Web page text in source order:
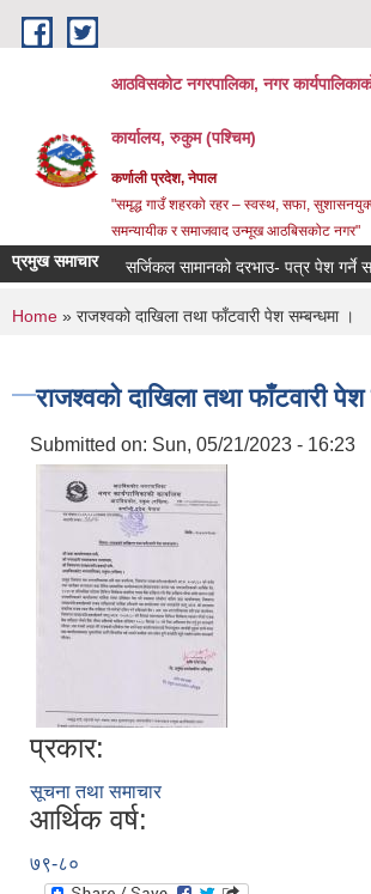
Skip to main content
आठविसकोट नगरपालिका, नगर
कार्यालय, रुकुम (पश्चिम)
कर्णाली प्रदेश, नेपाल
"समृद्ध गाउँ शहरको रहर – स्वस्थ, सफा,
समन्यायीक र समाजवाद उन्मूख आठबिसकोट नगर"
प्रमुख समाचारसर्जिकल सामानको दरभाउ- पत्र पेश गर्ने
You are here
Home » राजश्वको दाखिला तथा फाँटवारी पेश सम्बन्धमा ।
राजश्वको दाखिला तथा फाँटवारी
Submitted on: Sun, 05/21/2023 - 16:23
प्रकार:
सूचना तथा समाचार
आर्थिक वर्ष:
७९-८०